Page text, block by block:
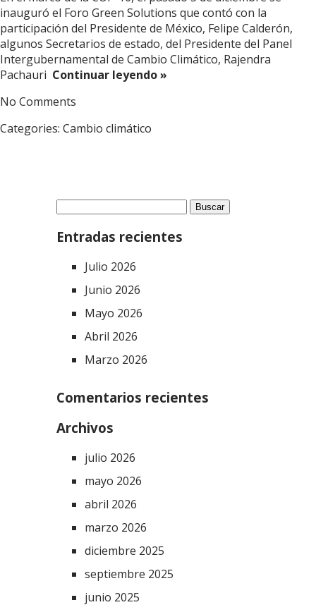
inauguró el Foro Green Solutions que contó con la
participación del Presidente de México, Felipe Calderón,
algunos Secretarios de estado, del Presidente del Panel
Intergubernamental de Cambio Climático, Rajendra
Pachauri Continuar leyendo »
No Comments
Categories: Cambio climático
Buscar:
Entradas recientes
Julio 2026
Junio 2026
Mayo 2026
Abril 2026
Marzo 2026
Comentarios recientes
Archivos
julio 2026
mayo 2026
abril 2026
marzo 2026
diciembre 2025
septiembre 2025
junio 2025